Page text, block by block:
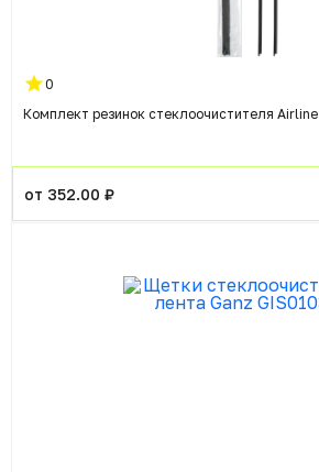
0
Комплект резинок стеклоочистителя Airline
от 352.00 ₽